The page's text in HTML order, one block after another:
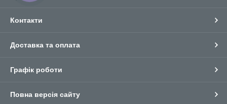
Контакти
Доставка та оплата
Графік роботи
Повна версія сайту